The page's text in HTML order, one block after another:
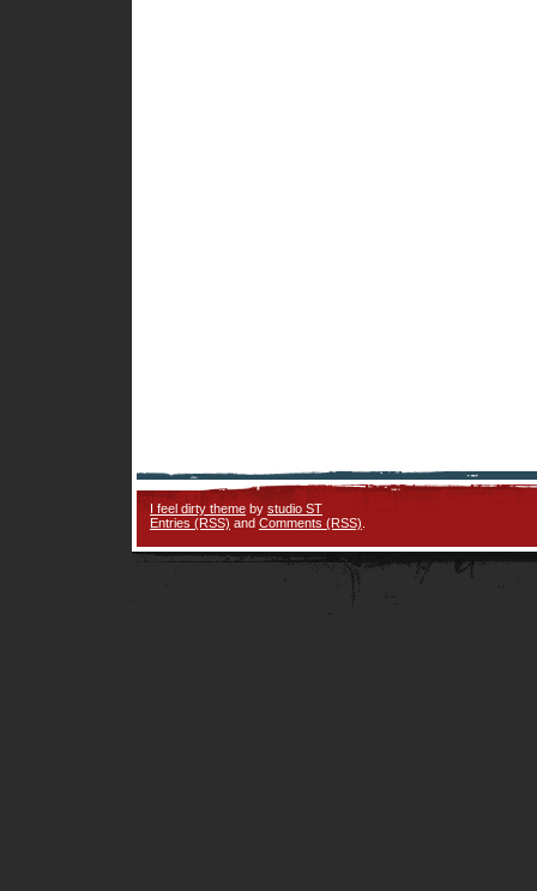
I feel dirty theme by studio ST
Entries (RSS) and Comments (RSS)